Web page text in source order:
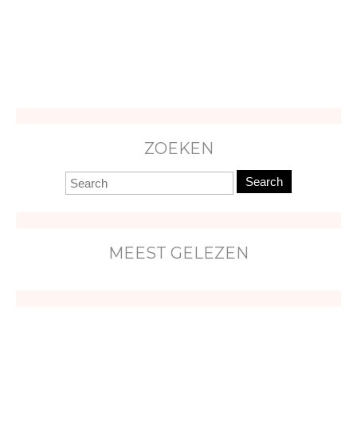
ZOEKEN
Search
MEEST GELEZEN